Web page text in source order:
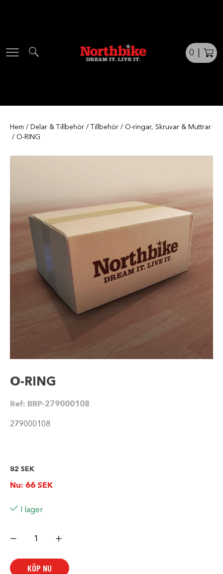
0
Hem / Delar & Tillbehör / Tillbehör / O-ringar, Skruvar & Muttrar
/ O-RING
O-RING
Ref: BRP-279000108
279000108
82 SEK
Nu: 66 SEK
I lager
RING
KÖP NU